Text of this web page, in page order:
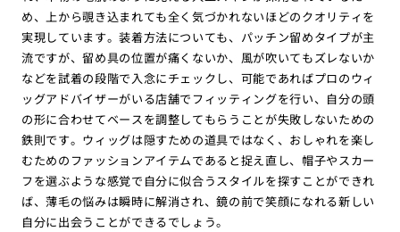
め、上から覗き込まれても全く気づかれないほどのクオリティを
実現しています。装着方法についても、パッチン留めタイプが主
流ですが、留め具の位置が痛くないか、風が吹いてもズレないか
などを試着の段階で入念にチェックし、可能であればプロのウィ
ッグアドバイザーがいる店舗でフィッティングを行い、自分の頭
の形に合わせてベースを調整してもらうことが失敗しないための
鉄則です。ウィッグは隠すための道具ではなく、おしゃれを楽し
むためのファッションアイテムであると捉え直し、帽子やスカー
フを選ぶような感覚で自分に似合うスタイルを探すことができれ
ば、薄毛の悩みは瞬時に解消され、鏡の前で笑顔になれる新しい
自分に出会うことができるでしょう。